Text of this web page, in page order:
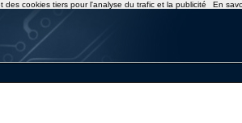
cookies tiers pour l'analyse du trafic et la publicité En